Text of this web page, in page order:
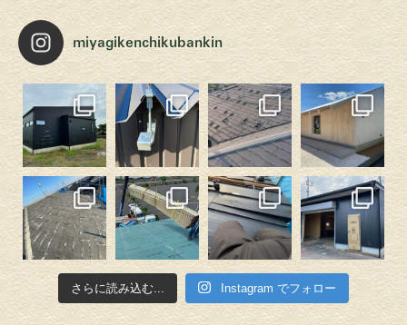
miyagikenchikubankin
さらに読み込む... Instagram でフォロー